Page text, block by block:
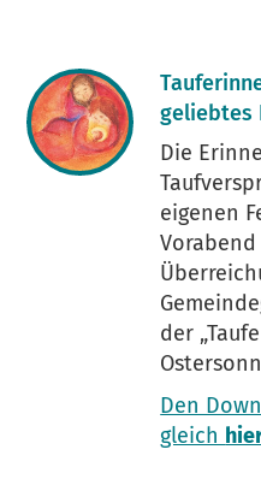
geliebtes
Die
eigenen
der
Den
gleich